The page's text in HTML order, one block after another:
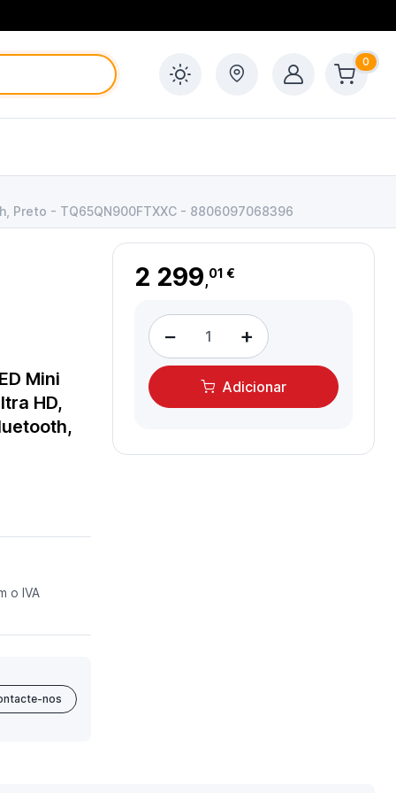
0
Preto - TQ65QN900FTXXC - 8806097068396
Mini
HD,
o IVA
nos
2 299,01 €
− +
Adicionar